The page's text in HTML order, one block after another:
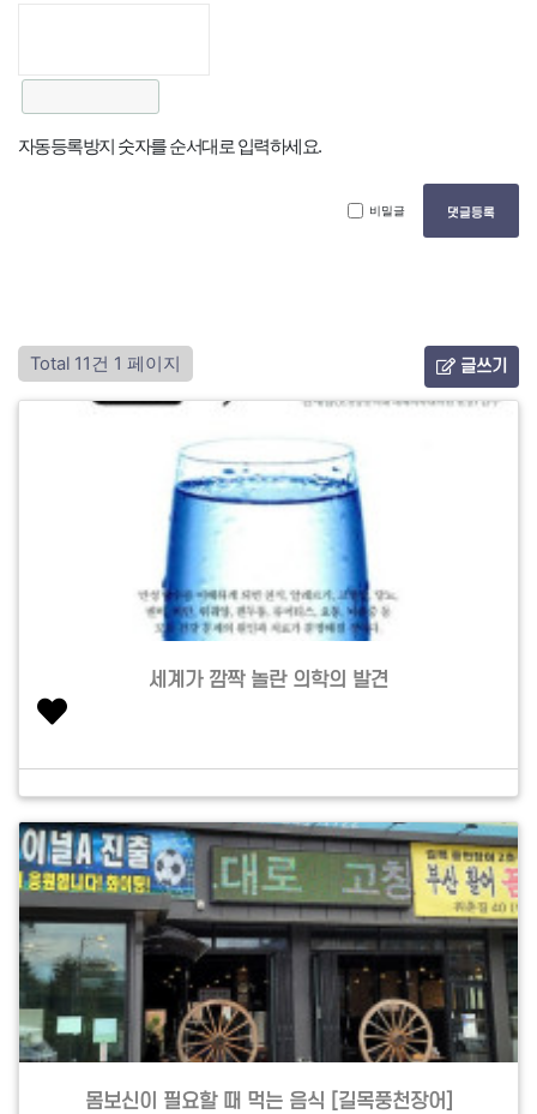
자동등록방지 숫자를 순서대로 입력하세요.
비밀글 댓글등록
Total 11건 1 페이지 글쓰기
세계가 깜짝 놀란 의학의 발견
몸보신이 필요할 때 먹는 음식 [길목풍천장어]